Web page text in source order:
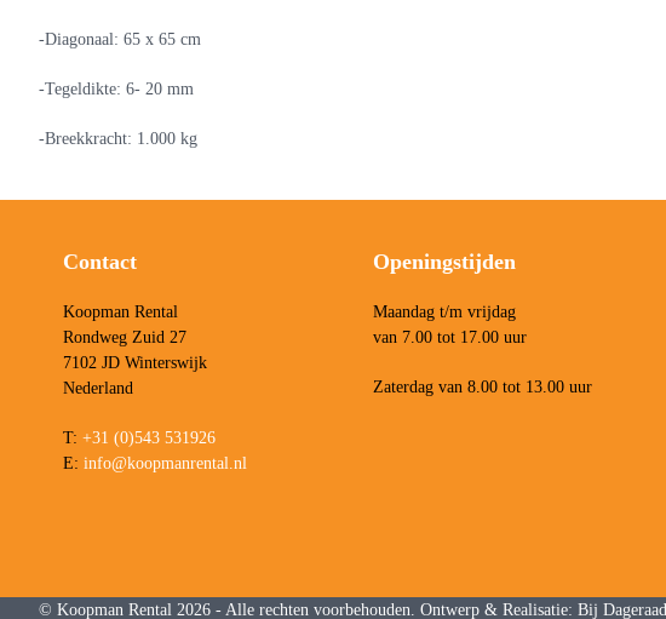
-Diagonaal: 65 x 65 cm
-Tegeldikte: 6- 20 mm
-Breekkracht: 1.000 kg
Contact
Koopman Rental
Rondweg Zuid 27
7102 JD Winterswijk
Nederland
T: +31 (0)543 531926
E: info@koopmanrental.nl
Openingstijden
Maandag t/m vrijdag
van 7.00 tot 17.00 uur
Zaterdag van 8.00 tot 13.00 uur
© Koopman Rental 2026 - Alle rechten voorbehouden. Ontwerp & Realisatie: Bij Dageraad